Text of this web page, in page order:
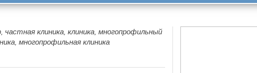
частная клиника, клиника, многопрофильный
многопрофильная клиника